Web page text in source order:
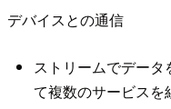
デバイスとの通信
ストリームでデー
て複数のサービスを